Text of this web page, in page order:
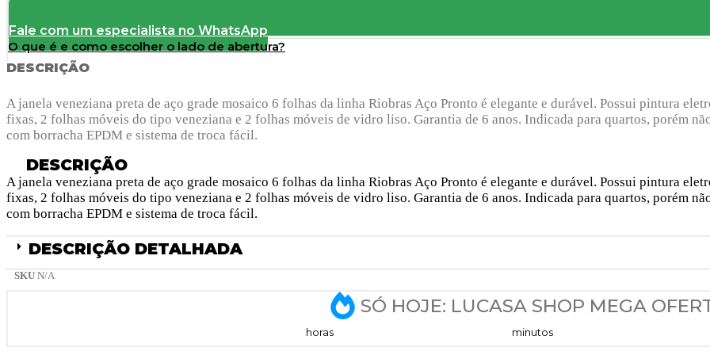
Fale com um especialista no WhatsApp
O que é e como escolher o lado de abertura?
DESCRIÇÃO
A janela veneziana preta de aço grade mosaico 6 folhas da linha Riobras Aço Pronto é elegante e durável. Possui pintura
fixas, 2 folhas móveis do tipo veneziana e 2 folhas móveis de vidro liso. Garantia de 6 anos. Indicada para quartos, porém
com borracha EPDM e sistema de troca fácil.
DESCRIÇÃO
A janela veneziana preta de aço grade mosaico 6 folhas da linha Riobras Aço Pronto é elegante e durável. Possui pintura
fixas, 2 folhas móveis do tipo veneziana e 2 folhas móveis de vidro liso. Garantia de 6 anos. Indicada para quartos, porém
com borracha EPDM e sistema de troca fácil.
DESCRIÇÃO DETALHADA
SKU N/A
SÓ HOJE: LUCASA SHOP MEGA
horas minutos